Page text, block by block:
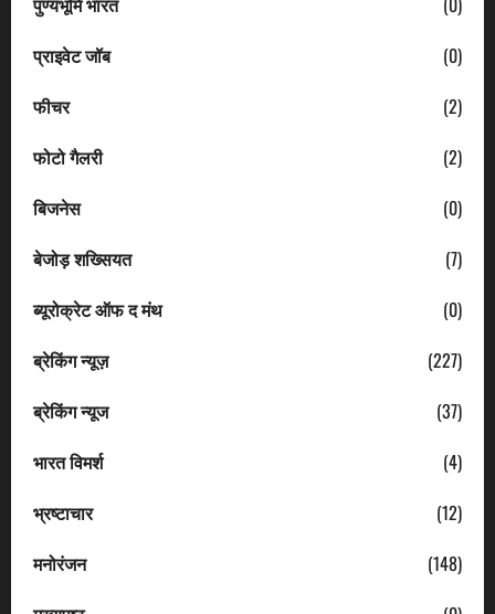
प्राइवेट जॉब
(0)
फीचर
(2)
फोटो गैलरी
(2)
बिजनेस
(0)
बेजोड़ शख्सियत
(7)
ब्यूरोक्रेट ऑफ द मंथ
(0)
ब्रेकिंग न्यूज़
(227)
ब्रेकिंग न्यूज
(37)
भारत विमर्श
(4)
भ्रष्टाचार
(12)
मनोरंजन
(148)